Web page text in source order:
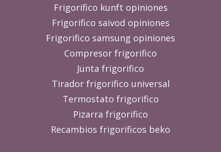
Frigorifico kunft opiniones
Frigorifico saivod opiniones
Frigorifico samsung opiniones
Compresor frigorifico
Junta frigorifico
Tirador frigorifico universal
Termostato frigorifico
Pizarra frigorifico
Recambios frigorificos beko